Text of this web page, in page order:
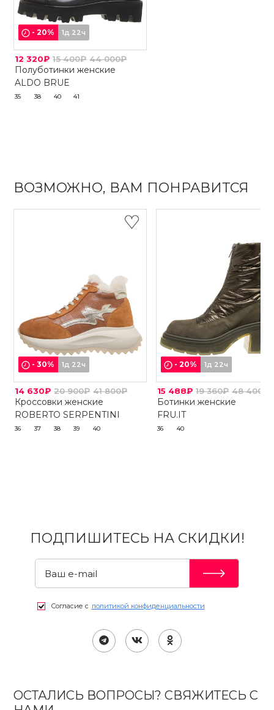
-20% 1д 22ч
12 320₽ 15 400₽ 44 000₽
Полуботинки женские
ALDO BRUE
35 38 40 41
ВОЗМОЖНО, ВАМ ПОНРАВИТСЯ
-30% 1д 22ч
14 630₽ 20 900₽ 41 800₽
Кроссовки женские
ROBERTO SERPENTINI
36 37 38 39 40
-20% 1д 22ч
15 488₽ 19 360₽ 48 400₽
Ботинки женские
FRU.IT
36 40
ПОДПИШИТЕСЬ НА СКИДКИ!
Согласие с политикой конфиденциальности
ОСТАЛИСЬ ВОПРОСЫ? СВЯЖИТЕСЬ С